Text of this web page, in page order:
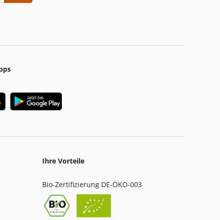
Ihre Vorteile
Bio-Zertifizierung DE-ÖKO-003